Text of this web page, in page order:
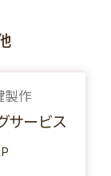
製作
サービス